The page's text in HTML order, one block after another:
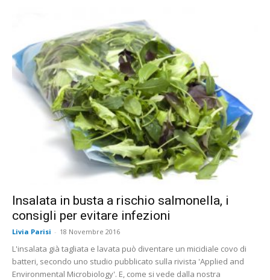
Insalata in busta a rischio salmonella, i
consigli per evitare infezioni
Livia Parisi - 18 Novembre 2016
L'insalata già tagliata e lavata può diventare un micidiale covo di
batteri, secondo uno studio pubblicato sulla rivista 'Applied and
Environmental Microbiology'. E, come si vede dalla nostra